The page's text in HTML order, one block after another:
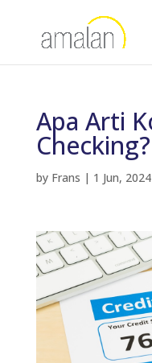
Apa Arti
Checking?
by Frans | 1 Jun, 2024